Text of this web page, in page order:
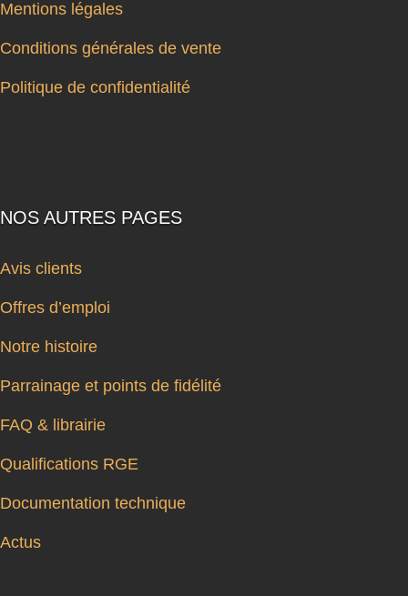
Mentions légales
Conditions générales de vente
Politique de confidentialité
NOS AUTRES PAGES
Avis clients
Offres d’emploi
Notre histoire
Parrainage et points de fidélité
FAQ & librairie
Qualifications RGE
Documentation technique
Actus